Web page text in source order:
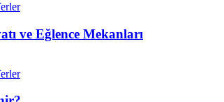
ve Eğlence Mekanları